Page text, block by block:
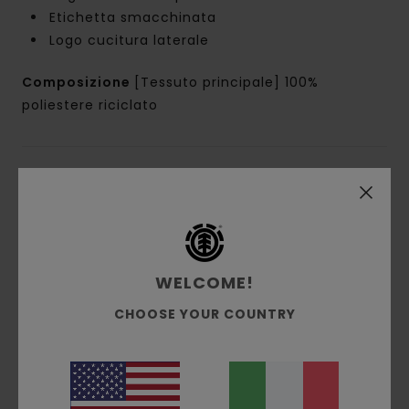
Etichetta smacchinata
Logo cucitura laterale
Composizione
[Tessuto principale] 100%
poliestere riciclato
Recensioni dei clienti
Punteggio medio
5.0/5
WELCOME!
CHOOSE YOUR COUNTRY